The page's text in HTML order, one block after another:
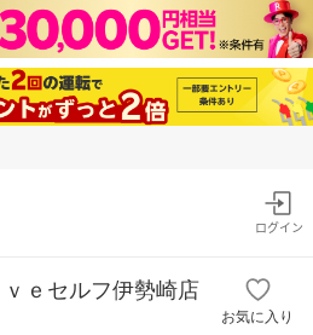
ログイン
ｅセルフ伊勢崎店
お気に入り